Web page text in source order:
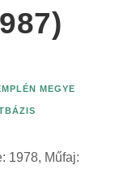
MEGYE
1978, Műfaj: